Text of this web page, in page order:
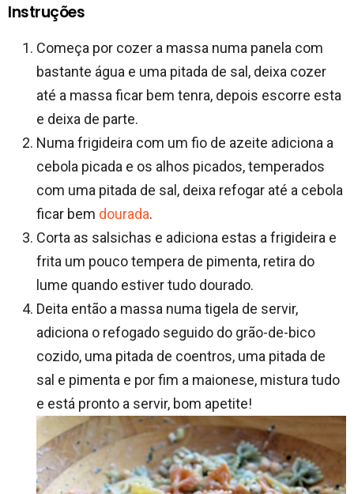
Instruções
Começa por cozer a massa numa panela com
bastante água e uma pitada de sal, deixa cozer
até a massa ficar bem tenra, depois escorre esta
e deixa de parte.
Numa frigideira com um fio de azeite adiciona a
cebola picada e os alhos picados, temperados
com uma pitada de sal, deixa refogar até a cebola
ficar bem dourada.
Corta as salsichas e adiciona estas a frigideira e
frita um pouco tempera de pimenta, retira do
lume quando estiver tudo dourado.
Deita então a massa numa tigela de servir,
adiciona o refogado seguido do grão-de-bico
cozido, uma pitada de coentros, uma pitada de
sal e pimenta e por fim a maionese, mistura tudo
e está pronto a servir, bom apetite!